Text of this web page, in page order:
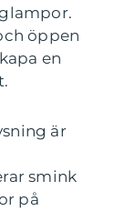
öppen
en
är
smink
på